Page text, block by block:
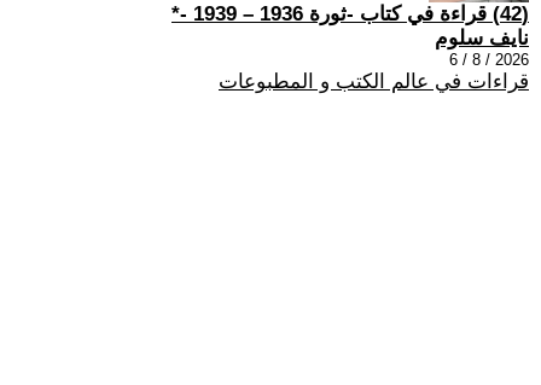
(42) قراءة في كتاب -ثورة 1936 – 1939 -*
نايف سلوم
2026 / 8 / 6
قراءات في عالم الكتب و المطبوعات